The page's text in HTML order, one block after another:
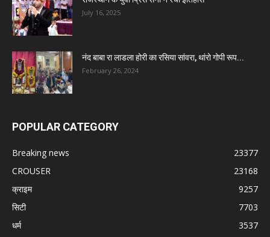
July 16, 2025
नंद बाबा रा लाडला होरी का रसिया सांवरा, थांरो गोपी रूप...
February 26, 2024
POPULAR CATEGORY
Breaking news
23377
CROUSER
23168
क्राइम
9257
सिटी
7703
धर्म
3537